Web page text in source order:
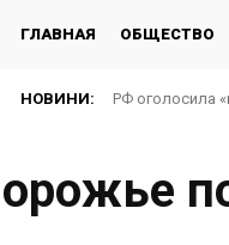
ГЛАВНАЯ ОБЩЕСТВО
НОВИНИ: РФ оголосила